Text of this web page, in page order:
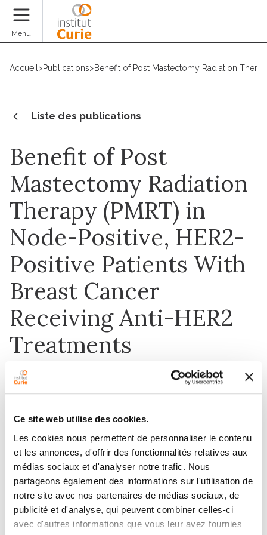
Ce site web utilise des cookies.
Les cookies nous permettent de personnaliser le contenu
et les annonces, d'offrir des fonctionnalités relatives aux
médias sociaux et d'analyser notre trafic. Nous
partageons également des informations sur l'utilisation de
notre site avec nos partenaires de médias sociaux, de
publicité et d'analyse, qui peuvent combiner celles-ci
avec d'autres informations que vous leur avez fournies
Menu
Accueil >Publications>Benefit of Post Mastectomy Radiation
Liste des publications
Benefit of Post
Mastectomy Radiation
Therapy (PMRT) in
Node-Positive, HER2-
Positive Patients With
Breast Cancer
Receiving Anti-HER2
Treatments
International Journal of Radiation
Oncology*Biology*Physics
DOI : 10.1016/j.ijrobp.2019.12.022